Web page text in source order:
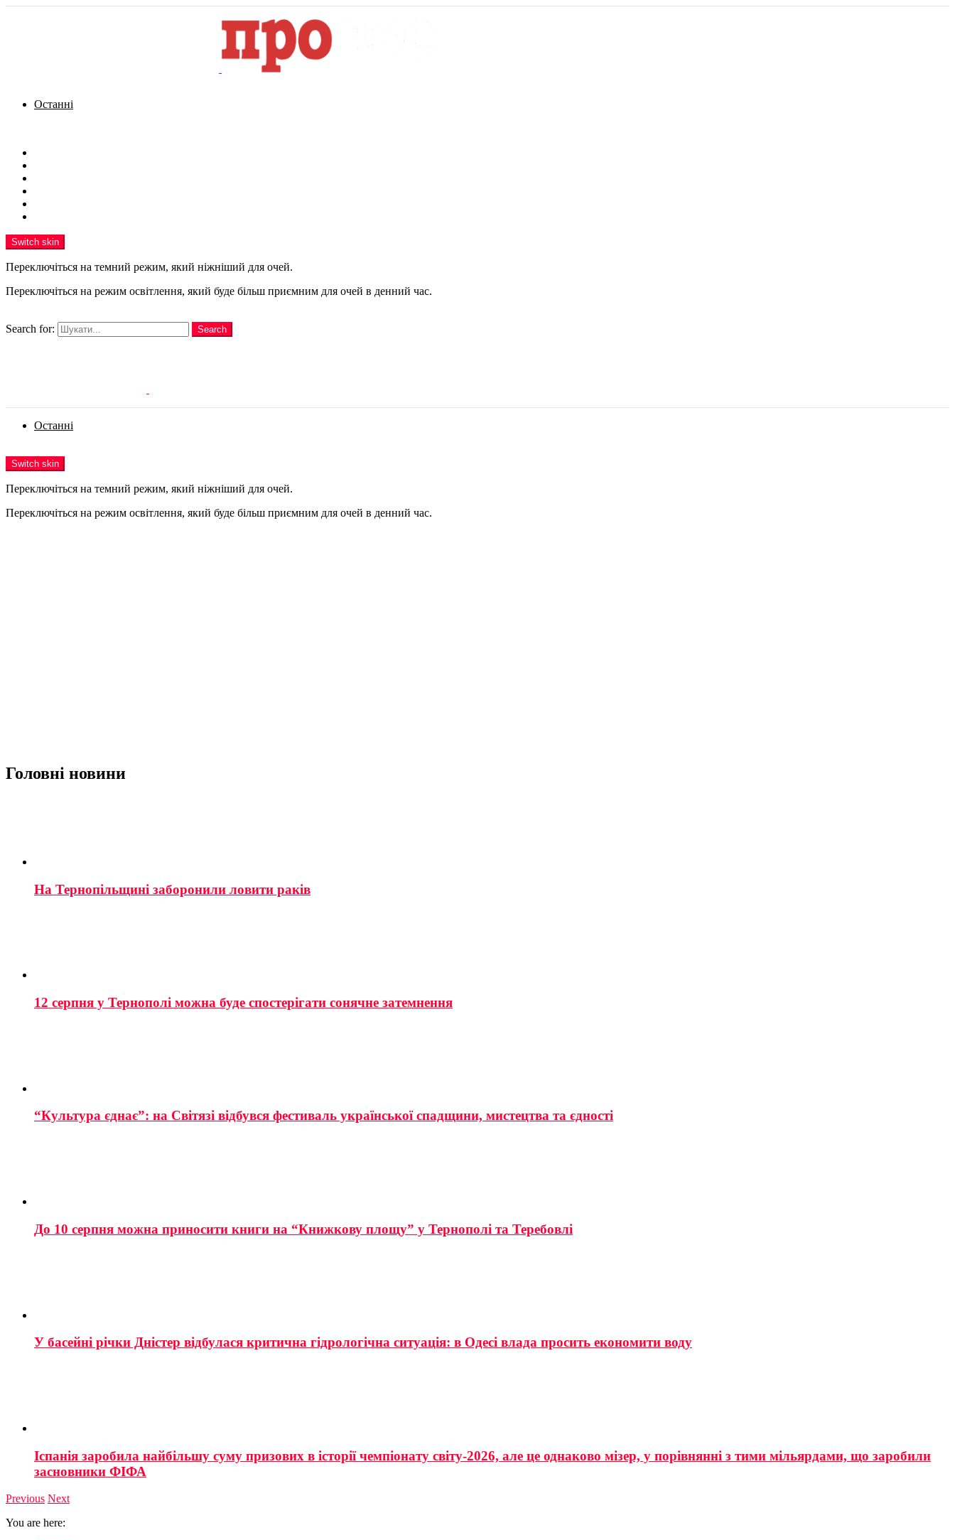
Останні
Switch skin
Переключіться на темний режим, який ніжніший для очей.
Переключіться на режим освітлення, який буде більш приємним для очей в денний час.
Search for:
Search
Останні
Switch skin
Переключіться на темний режим, який ніжніший для очей.
Переключіться на режим освітлення, який буде більш приємним для очей в денний час.
Головні новини
На Тернопільщині заборонили ловити раків
12 серпня у Тернополі можна буде спостерігати сонячне затемнення
“Культура єднає”: на Світязі відбувся фестиваль української спадщини, мистецтва та єдності
До 10 серпня можна приносити книги на “Книжкову площу” у Тернополі та Теребовлі
У басейні річки Дністер відбулася критична гідрологічна ситуація: в Одесі влада просить економити воду
Іспанія заробила найбільшу суму призових в історії чемпіонату світу-2026, але це однаково мізер, у порівнянні з тими мільярдами, що заробили
засновники ФІФА
Previous Next
You are here: